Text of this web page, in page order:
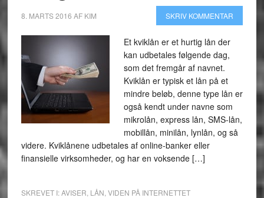
8. MARTS 2016 AF KIM SKRIV KOMMENTAR
Et kviklån er et hurtig lån der
kan udbetales følgende dag,
som det fremgår af navnet.
Kviklån er typisk et lån på et
mindre beløb, denne type lån er
også kendt under navne som
mikrolån, express lån, SMS-lån,
mobillån, minilån, lynlån, og så
videre. Kviklånene udbetales af online-banker eller
finansielle virksomheder, og har en voksende […]
SKREVET I:AVISER LÅN VIDEN PÅ INTERNETTET